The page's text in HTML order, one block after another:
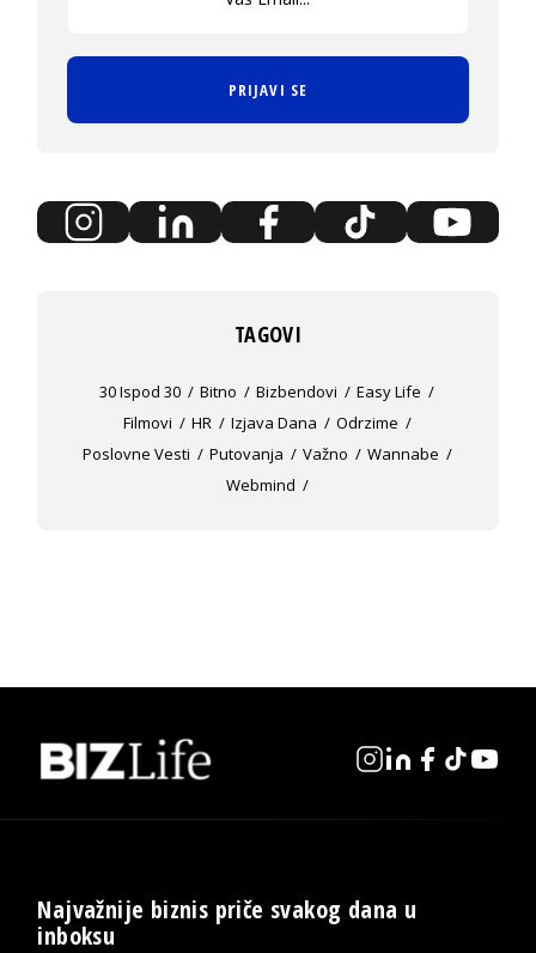
PRIJAVI SE
TAGOVI
30 Ispod 30 Bitno Bizbendovi
Easy Life
Filmovi
HR Izjava Dana
Odrzime
Poslovne Vesti
Putovanja Važno
Wannabe
Webmind
Najvažnije biznis priče svakog dana u
inboksu